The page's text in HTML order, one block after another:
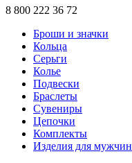
8 800 222 36 72
Броши и значки
Кольца
Серьги
Колье
Подвески
Браслеты
Сувениры
Цепочки
Комплекты
Изделия для мужчин